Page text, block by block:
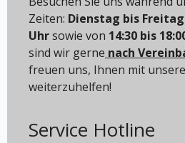
Zeiten: Dienstag bis Freitag
Uhrsowie von 14:30 bis
sind wir gerne nach
freuen uns, Ihnen mit
weiterzuhelfen!
Service Hotline